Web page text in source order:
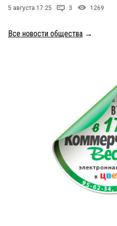
5 августа 17:25 3 1269
Все новости общества →